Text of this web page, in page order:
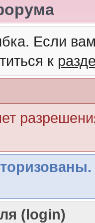
Если
к
(login)